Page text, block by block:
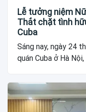
Lễ tưởng niệm
Thắt chặt tình
Cuba
Sáng nay, ngày 24
quán Cuba ở Hà Nội,